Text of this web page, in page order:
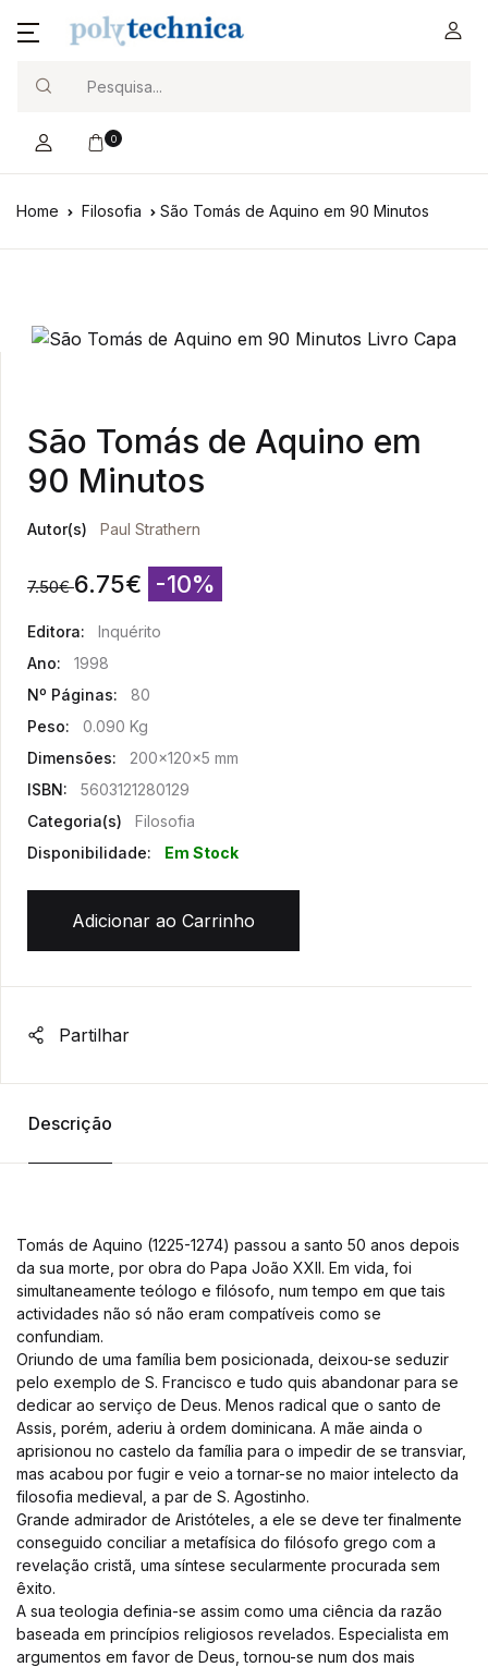
0
Home Filosofia São Tomás de Aquino em 90 Minutos
São Tomás de Aquino em
90 Minutos
Autor(s) Paul Strathern
7.50€ 6.75€ -10%
Editora:
Inquérito
Ano:
1998
Nº Páginas:
80
Peso:
0.090 Kg
Dimensões:
200x120x5 mm
ISBN:
5603121280129
Categoria(s)
Filosofia
Disponibilidade:
Em Stock
Adicionar ao Carrinho
Partilhar
Descrição
Tomás de Aquino (1225-1274) passou a santo 50 anos depois
da sua morte, por obra do Papa João XXII. Em vida, foi
simultaneamente teólogo e filósofo, num tempo em que tais
actividades não só não eram compatíveis como se
confundiam.
Oriundo de uma família bem posicionada, deixou-se seduzir
pelo exemplo de S. Francisco e tudo quis abandonar para se
dedicar ao serviço de Deus. Menos radical que o santo de
Assis, porém, aderiu à ordem dominicana. A mãe ainda o
aprisionou no castelo da família para o impedir de se transviar,
mas acabou por fugir e veio a tornar-se no maior intelecto da
filosofia medieval, a par de S. Agostinho.
Grande admirador de Aristóteles, a ele se deve ter finalmente
conseguido conciliar a metafísica do filósofo grego com a
revelação cristã, uma síntese secularmente procurada sem
êxito.
A sua teologia definia-se assim como uma ciência da razão
baseada em princípios religiosos revelados. Especialista em
argumentos em favor de Deus, tornou-se num dos mais